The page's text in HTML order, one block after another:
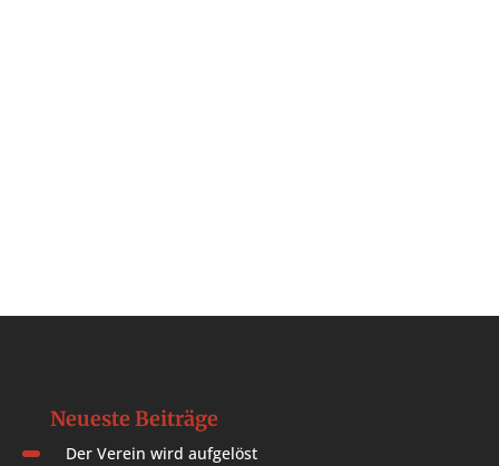
Neueste Beiträge
Der Verein wird aufgelöst